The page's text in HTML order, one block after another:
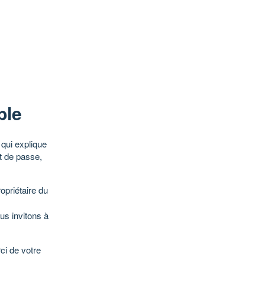
explique
de passe,
du
invitons à
de votre